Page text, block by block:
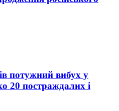
потужний вибух у
20 постраждалих і